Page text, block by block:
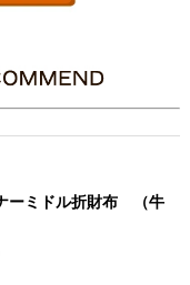
ーミドル折財布 （牛